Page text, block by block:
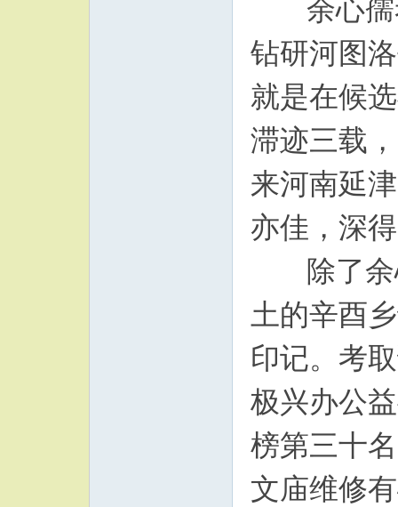
余心孺
钻研河图
就是在候
滞迹三载
来河南延
亦佳，深
除了余
土的辛酉
印记。考
极兴办公
榜第三十
文庙维修